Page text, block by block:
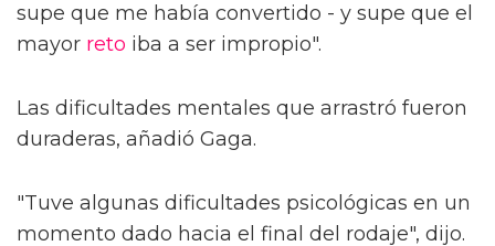
supe que me había convertido - y supe que el
mayor reto iba a ser impropio".
Las dificultades mentales que arrastró fueron
duraderas, añadió Gaga.
"Tuve algunas dificultades psicológicas en un
momento dado hacia el final del rodaje", dijo.